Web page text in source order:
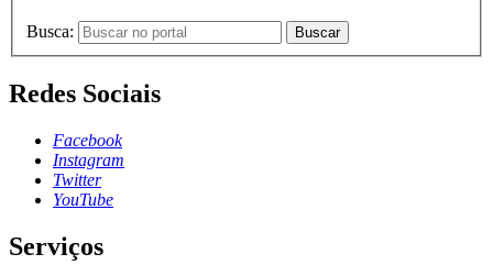
Busca: Buscar
Redes Sociais
Facebook
Instagram
Twitter
YouTube
Serviços